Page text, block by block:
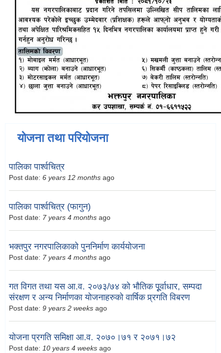
योजना तथा परियोजना
पालिका पार्श्वचित्र
Post date: 6 years 12 months ago
पालिका पार्श्वचित्र (फागुन)
Post date: 7 years 4 months ago
भक्तपुर नगरपालिकाको पुननिर्माण कार्ययोजना
Post date: 7 years 4 months ago
गत विगत तथा यस आ.व. २०७३/७४ को भौतिक पूूर्वाधार, सम्पदा
संरक्षण र अन्य निर्माणका योजनाहरुको वार्षिक प्र्रगति विबरण
Post date: 9 years 2 weeks ago
योजना प्रगति समिक्षा आ.व. २०७०।७१ र २०७१।७२
Post date: 10 years 4 weeks ago